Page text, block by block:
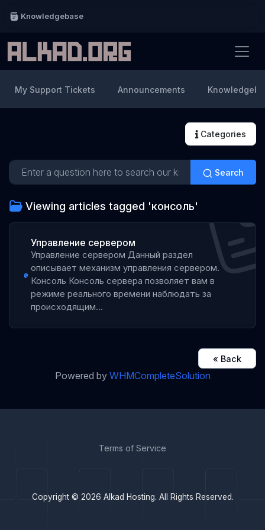
Knowledgebase
Categories
My Support Tickets Announcements
Search
Viewing articles tagged 'консоль'
Управление сервером
Управление сервером Данный раздел
описывает механизм управления сервером.
Консоль Консоль сервера позволяет вам в
режиме реального времени наблюдать за
происходящим...
« Back
Powered by WHMCompleteSolution
Terms of Service
Copyright © 2026 Alkad Hosting. All Rights Reserved.